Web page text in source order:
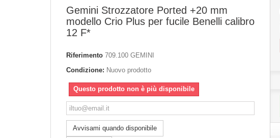
Gemini Strozzatore Ported +20 mm
modello Crio Plus per fucile Benelli calibro
12 F*
Riferimento 709.100 GEMINI
Condizione: Nuovo prodotto
Questo prodotto non è più disponibile
Avvisami quando disponibile